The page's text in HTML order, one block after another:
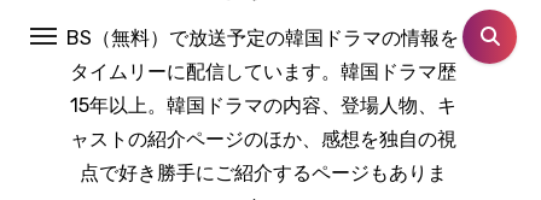
BS（無料）で放送予定の韓国ドラマの情報を
タイムリーに配信しています。韓国ドラマ歴
15年以上。韓国ドラマの内容、登場人物、キ
ャストの紹介ページのほか、感想を独自の視
点で好き勝手にご紹介するページもありま